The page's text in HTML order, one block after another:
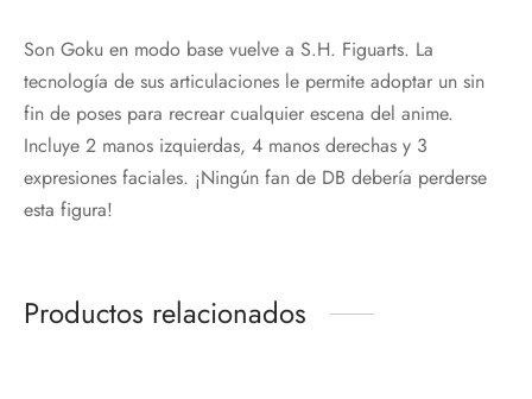
Son Goku en modo base vuelve a S.H. Figuarts. La
tecnología de sus articulaciones le permite adoptar un sin
fin de poses para recrear cualquier escena del anime.
Incluye 2 manos izquierdas, 4 manos derechas y 3
expresiones faciales. ¡Ningún fan de DB debería perderse
esta figura!
Productos relacionados